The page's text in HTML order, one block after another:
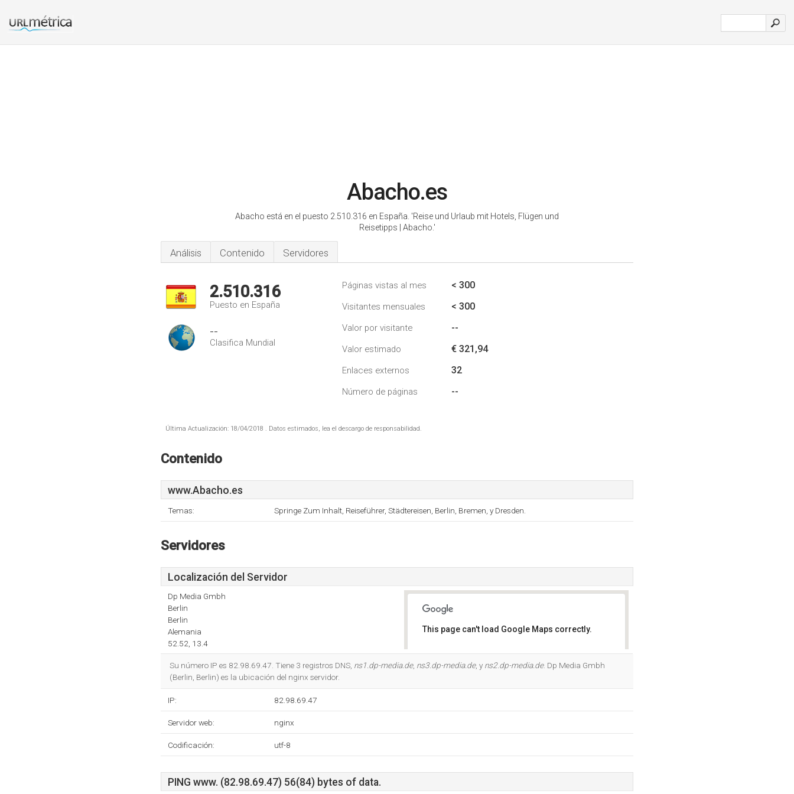
Abacho.es
Abacho está en el puesto 2.510.316 en España. 'Reise und Urlaub mit Hotels, Flügen und
Reisetipps | Abacho.'
Análisis Contenido Servidores
2.510.316
Puesto en España
--
Clasifica Mundial
Páginas vistas al mes < 300
Visitantes mensuales < 300
Valor por visitante --
Valor estimado € 321,94
Enlaces externos 32
Número de páginas --
Última Actualización: 18/04/2018 . Datos estimados, lea el descargo de responsabilidad.
Contenido
www.Abacho.es
Temas: Springe Zum Inhalt, Reiseführer, Städtereisen, Berlin, Bremen, y Dresden.
Servidores
Localización del Servidor
Dp Media Gmbh
Berlin
Berlin
Alemania
52.52, 13.4
This page can't load Google Maps correctly.
Su número IP es 82.98.69.47. Tiene 3 registros DNS, ns1.dp-media.de, ns3.dp-media.de, y ns2.dp-media.de. Dp Media Gmbh
(Berlin, Berlin) es la ubicación del nginx servidor.
IP: 82.98.69.47
Servidor web: nginx
Codificación: utf-8
PING www. (82.98.69.47) 56(84) bytes of data.